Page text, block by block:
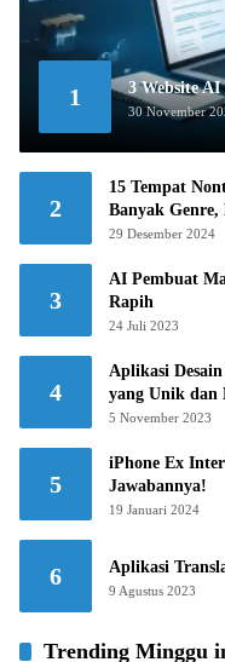
1 3 Website
30 November
2
15 Tempat
Banyak
29 Desember 2024
3
AI Pembuat
Rapih
24 Juli 2023
4
Aplikasi
yang Unik dan
5 November 2023
5
iPhone Ex
Jawabannya!
19 Januari 2024
6 Aplikasi
9 Agustus 2023
Trending Minggu